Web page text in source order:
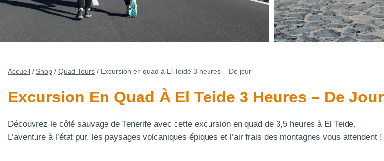
Accueil / Shop / Quad Tours / Excursion en quad à El Teide 3 heures – De jour
Excursion En Quad À El Teide 3 Heures – De Jour
Découvrez le côté sauvage de Tenerife avec cette excursion en quad de 3,5 heures à El Teide.
L’aventure à l’état pur, les paysages volcaniques épiques et l’air frais des montagnes vous attendent !